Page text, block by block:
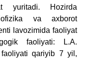
yuritadi. Hozirda
va axborot
lavozimida faoliyat
faoliyati: L.A.
faoliyati qariyib 7 yil,